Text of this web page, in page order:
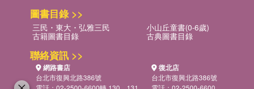
圖書目錄 >>
三民・東大・弘雅三民 小山丘童書(0-6歲)
古籍圖書目錄 古典圖書目錄
聯絡資訊 >>
網路書店
台北市復興北路386號
復北店
台北市復興北路386號